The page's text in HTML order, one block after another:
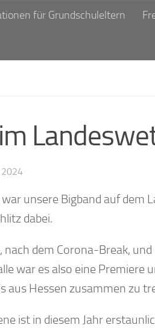
für Grundschuleltern
2024
unsere Bigband auf dem
dabei.
dem Corona-Break,
war es also eine
aus Hessen zusammen zu
ist in diesem Jahr